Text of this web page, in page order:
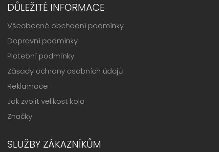
DŮLEŽITÉ INFORMACE
Všeobecné obchodní podmínky
Dopravní podmínky
Platební podmínky
Zásady ochrany osobních údajů
Reklamace
Jak zvolit velikost kola
Značky
SLUŽBY ZÁKAZNÍKŮM